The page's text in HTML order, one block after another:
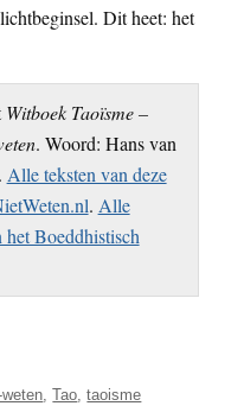
Dit heet: het
Witboek Taoïsme –
. Woord: Hans van
Alle teksten van deze
. Alle
Boeddhistisch
,Tao,taoisme